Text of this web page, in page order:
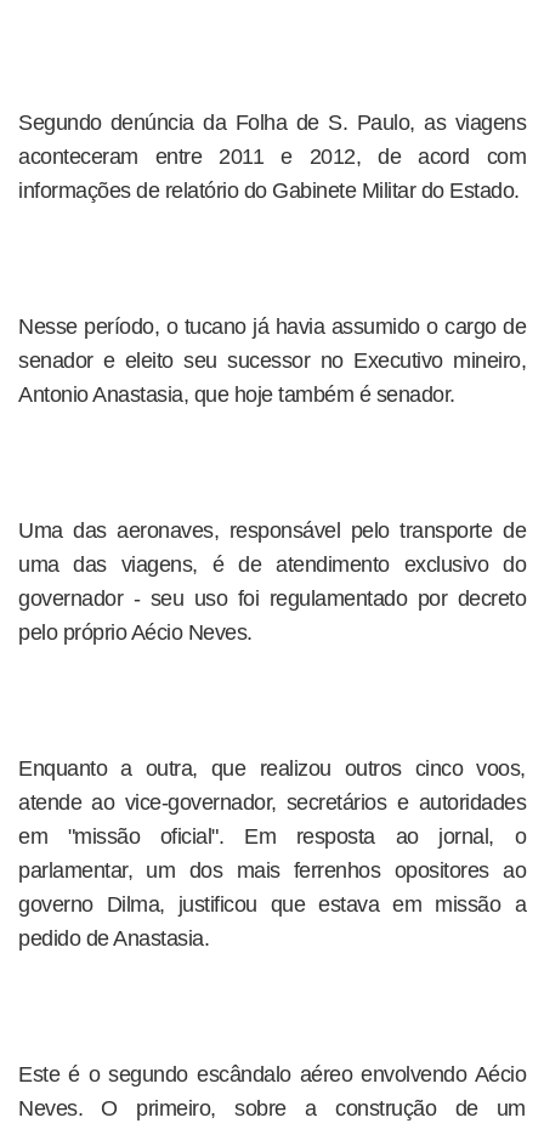
Segundo denúncia da Folha de S. Paulo, as viagens
aconteceram entre 2011 e 2012, de acord com
informações de relatório do Gabinete Militar do Estado.
Nesse período, o tucano já havia assumido o cargo de
senador e eleito seu sucessor no Executivo mineiro,
Antonio Anastasia, que hoje também é senador.
Uma das aeronaves, responsável pelo transporte de
uma das viagens, é de atendimento exclusivo do
governador - seu uso foi regulamentado por decreto
pelo próprio Aécio Neves.
Enquanto a outra, que realizou outros cinco voos,
atende ao vice-governador, secretários e autoridades
em "missão oficial". Em resposta ao jornal, o
parlamentar, um dos mais ferrenhos opositores ao
governo Dilma, justificou que estava em missão a
pedido de Anastasia.
Este é o segundo escândalo aéreo envolvendo Aécio
Neves. O primeiro, sobre a construção de um